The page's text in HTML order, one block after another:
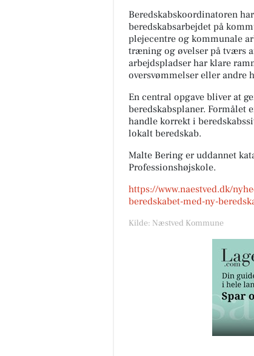
Beredskabskoordinatoren
beredskabsarbejdet på
plejecentre og kommunale
træning og øvelser på tværs
arbejdspladser har klare
oversvømmelser eller andre
En central opgave bliver at
beredskabsplaner. Formålet
handle korrekt i
lokalt beredskab.
Malte Bering er uddannet
Professionshøjskole.
https://www.naestved.dk/
beredskabet-med-ny-
Kilde: Næstved Kommune